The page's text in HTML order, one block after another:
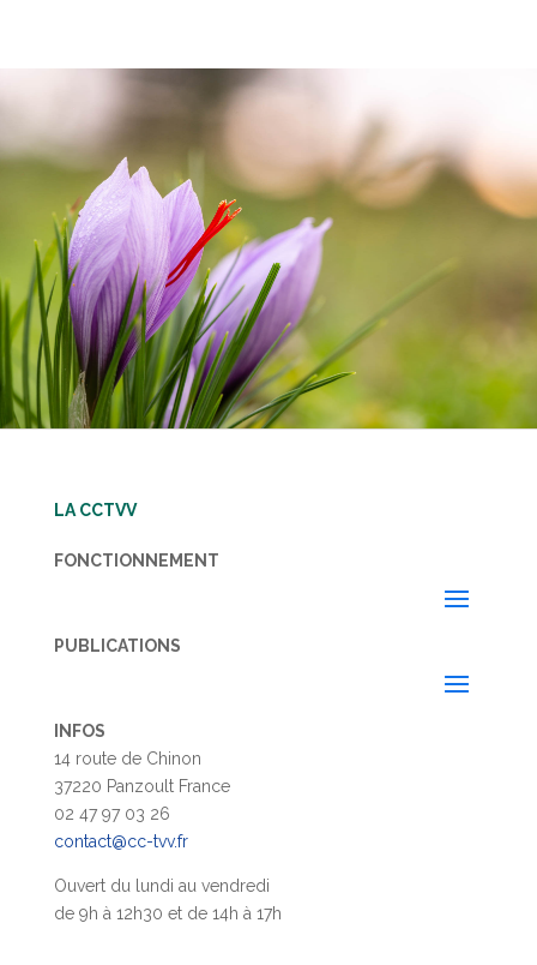
LA CCTVV
FONCTIONNEMENT
PUBLICATIONS
INFOS
14 route de Chinon
37220 Panzoult France
02 47 97 03 26
contact@cc-tvv.fr
Ouvert du lundi au vendredi
de 9h à 12h30 et de 14h à 17h